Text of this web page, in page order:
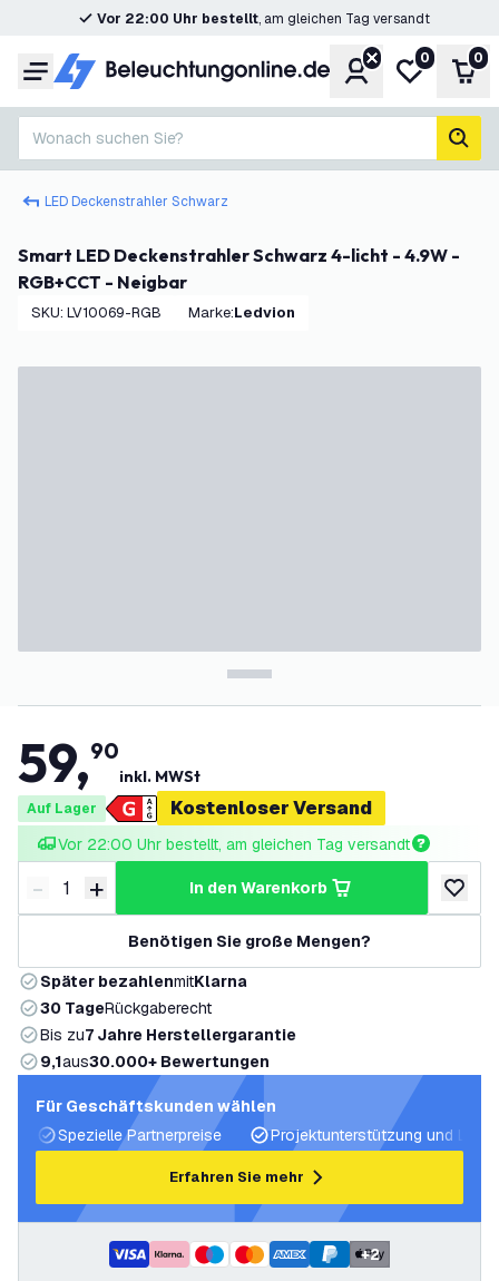
Vor 22:00 Uhr bestellt, am gleichen Tag versandt
Menü KontoMeine
0 0
Wonach suchen Sie?
LED Deckenstrahler Schwarz
Smart LED Deckenstrahler Schwarz 4-licht - 4.9W -
RGB+CCT - Neigbar
SKU: LV10069-RGB Marke: Ledvion
59,90
inkl. MWSt
Auf Lager Kostenloser Versand
Vor 22:00 Uhr bestellt, am gleichen Tag versandt
Menge verringern
- Menge erhöhen
+ in den Warenkorb
zur
Benötigen Sie große Mengen?
Später bezahlenmitKlarna
30 TageRückgaberecht
Bis zu7 Jahre Herstellergarantie
9,1aus30.000+ Bewertungen
Für Geschäftskunden wählen
Spezielle Partnerpreise
Projektunterstützung und
Erfahren Sie mehr
+2